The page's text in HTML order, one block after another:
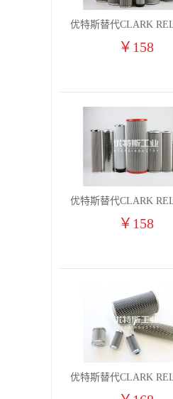
￥ 158
￥ 158